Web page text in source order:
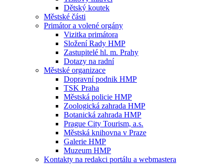
Dětský koutek
Městské části
Primátor a volené orgány
Vizitka primátora
Složení Rady HMP
Zastupitelé hl. m. Prahy
Dotazy na radní
Městské organizace
Dopravní podnik HMP
TSK Praha
Městská policie HMP
Zoologická zahrada HMP
Botanická zahrada HMP
Prague City Tourism, a.s.
Městská knihovna v Praze
Galerie HMP
Muzeum HMP
Kontakty na redakci portálu a webmastera